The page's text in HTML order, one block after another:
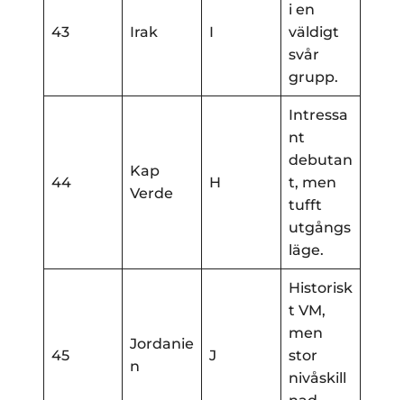
43 Irak I
i en
väldigt
svår
grupp.
44
Kap
Verde
H
Intressa
nt
debutan
t, men
tufft
utgångs
läge.
45
Jordanie
n
J
Historisk
t VM,
men
stor
nivåskill